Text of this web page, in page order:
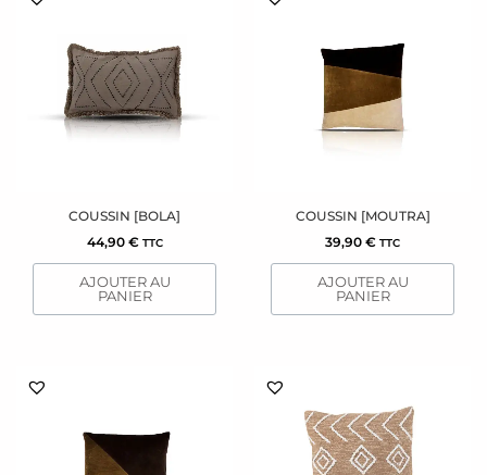
COUSSIN [BOLA]
44,90 € TTC
AJOUTER AU
PANIER
COUSSIN [MOUTRA]
39,90 € TTC
AJOUTER AU
PANIER